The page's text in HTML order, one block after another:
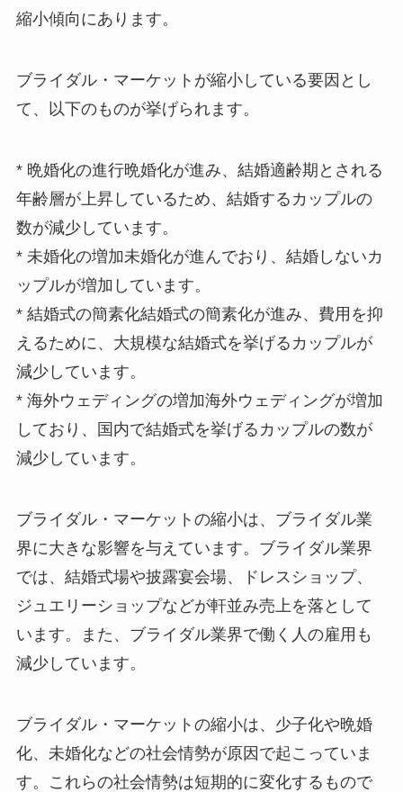
縮小傾向にあります。
ブライダル・マーケットが縮小している要因とし
て、以下のものが挙げられます。
* 晩婚化の進行晩婚化が進み、結婚適齢期とされる
年齢層が上昇しているため、結婚するカップルの
数が減少しています。
* 未婚化の増加未婚化が進んでおり、結婚しないカ
ップルが増加しています。
* 結婚式の簡素化結婚式の簡素化が進み、費用を抑
えるために、大規模な結婚式を挙げるカップルが
減少しています。
* 海外ウェディングの増加海外ウェディングが増加
しており、国内で結婚式を挙げるカップルの数が
減少しています。
ブライダル・マーケットの縮小は、ブライダル業
界に大きな影響を与えています。ブライダル業界
では、結婚式場や披露宴会場、ドレスショップ、
ジュエリーショップなどが軒並み売上を落として
います。また、ブライダル業界で働く人の雇用も
減少しています。
ブライダル・マーケットの縮小は、少子化や晩婚
化、未婚化などの社会情勢が原因で起こっていま
す。これらの社会情勢は短期的に変化するもので